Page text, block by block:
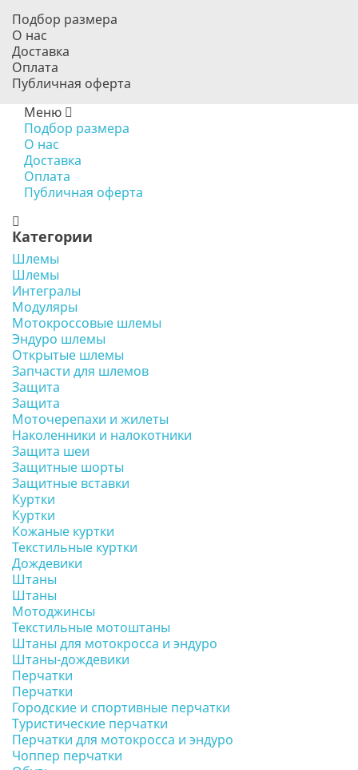
Подбор размера
О нас
Доставка
Оплата
Публичная оферта
Меню
Подбор размера
О нас
Доставка
Оплата
Публичная оферта
Категории
Шлемы
Шлемы
Интегралы
Модуляры
Мотокроссовые шлемы
Эндуро шлемы
Открытые шлемы
Запчасти для шлемов
Защита
Защита
Моточерепахи и жилеты
Наколенники и налокотники
Защита шеи
Защитные шорты
Защитные вставки
Куртки
Куртки
Кожаные куртки
Текстильные куртки
Дождевики
Штаны
Штаны
Мотоджинсы
Текстильные мотоштаны
Штаны для мотокросса и эндуро
Штаны-дождевики
Перчатки
Перчатки
Городские и спортивные перчатки
Туристические перчатки
Перчатки для мотокросса и эндуро
Чоппер перчатки